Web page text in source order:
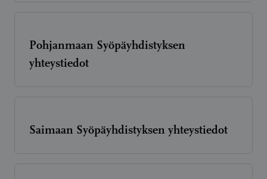
Pohjanmaan Syöpäyhdistyksen
yhteystiedot
Saimaan Syöpäyhdistyksen yhteystiedot